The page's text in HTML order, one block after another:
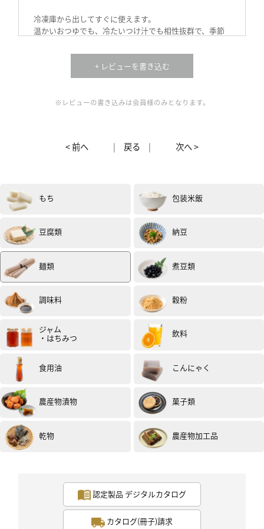
冷凍庫から出してすぐに使えます。
温かいおつゆでも、冷たいつけ汁でも相性抜群で、季節
香り高く、旨みもしっかりしていて、シンプルな薬味だ
けでも大満足でした。
冷凍保存で賞味期限も長く、ストックしておけば忙しい
女性 ★★★★★
2025.07
冷凍のお蕎麦を初めていただきました。冷凍うどんは
度々購入しますがお蕎麦は冷凍が出来ないと思っていま
したが 解凍していただくとお店のお蕎麦と変わらない
歯ごたえや香りでした。季節の野菜（万願寺とうがら
し ささげ なす かぼちゃ 鶏肉）を天ぷらにしてお
蕎麦に添えていただきました。久しぶりにお蕎麦屋さん
に行ったようでした。有難うございます。(試食モニター)
女性 50代 ★★★★★
冷凍生麺を購入する機会がなく、どちらかと言うとネガ
ティブなイメージでしたが、思ったより美味しかったで
す。のど越しは良かったですが、蕎麦の風味は薄かった
ご馳走様でした。(試食モニター)
+ レビューを書き込む
※レビューの書き込みは会員様のみとなります。
< 前へ | 戻る | 次へ >
もち 包装米飯
豆腐類 納豆
麺類 煮豆類
調味料 穀粉
ジャム
・はちみつ 飲料
食用油 こんにゃく
農産物漬物 菓子類
乾物 農産物加工品
認定製品 デジタルカタログ
カタログ(冊子)請求